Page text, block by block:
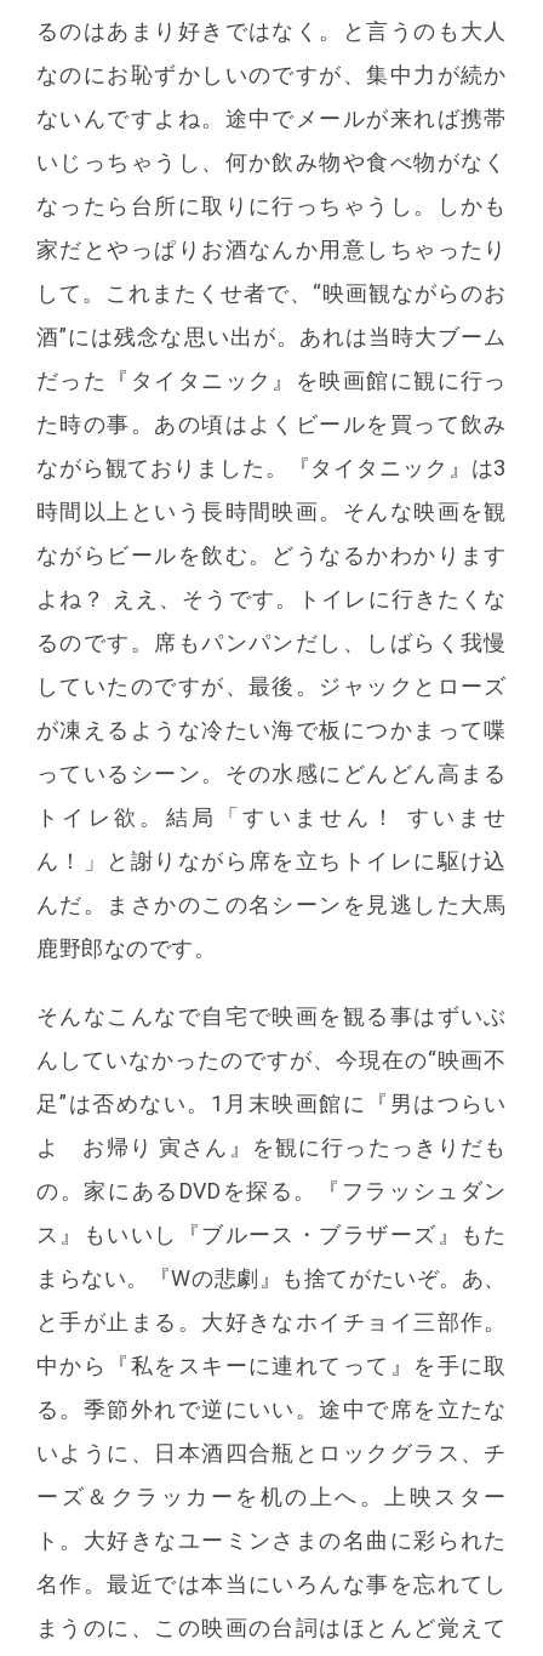
るのはあまり好きではなく。と言うのも大人
なのにお恥ずかしいのですが、集中力が続か
ないんですよね。途中でメールが来れば携帯
いじっちゃうし、何か飲み物や食べ物がなく
なったら台所に取りに行っちゃうし。しかも
家だとやっぱりお酒なんか用意しちゃったり
して。これまたくせ者で、“映画観ながらのお
酒”には残念な思い出が。あれは当時大ブーム
だった『タイタニック』を映画館に観に行っ
た時の事。あの頃はよくビールを買って飲み
ながら観ておりました。『タイタニック』は3
時間以上という長時間映画。そんな映画を観
ながらビールを飲む。どうなるかわかります
よね？ ええ、そうです。トイレに行きたくな
るのです。席もパンパンだし、しばらく我慢
していたのですが、最後。ジャックとローズ
が凍えるような冷たい海で板につかまって喋
っているシーン。その水感にどんどん高まる
トイレ欲。結局「すいません！ すいませ
ん！」と謝りながら席を立ちトイレに駆け込
んだ。まさかのこの名シーンを見逃した大馬
鹿野郎なのです。
そんなこんなで自宅で映画を観る事はずいぶ
んしていなかったのですが、今現在の“映画不
足”は否めない。1月末映画館に『男はつらい
よ お帰り 寅さん』を観に行ったっきりだも
の。家にあるDVDを探る。『フラッシュダン
ス』もいいし『ブルース・ブラザーズ』もた
まらない。『Wの悲劇』も捨てがたいぞ。あ、
と手が止まる。大好きなホイチョイ三部作。
中から『私をスキーに連れてって』を手に取
る。季節外れで逆にいい。途中で席を立たな
いように、日本酒四合瓶とロックグラス、チ
ーズ＆クラッカーを机の上へ。上映スター
ト。大好きなユーミンさまの名曲に彩られた
名作。最近では本当にいろんな事を忘れてし
まうのに、この映画の台詞はほとんど覚えて